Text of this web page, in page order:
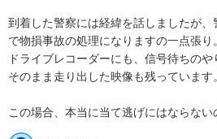
到着した警察には経緯を話しましたが
で物損事故の処理になりますの一点張り。
ドライブレコーダーにも、信号待ちの
そのまま走り出した映像も残っています。
この場合、本当に当て逃げにはならない